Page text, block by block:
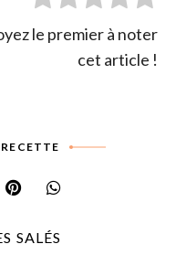
le premier à noter
cet article !
SALÉS